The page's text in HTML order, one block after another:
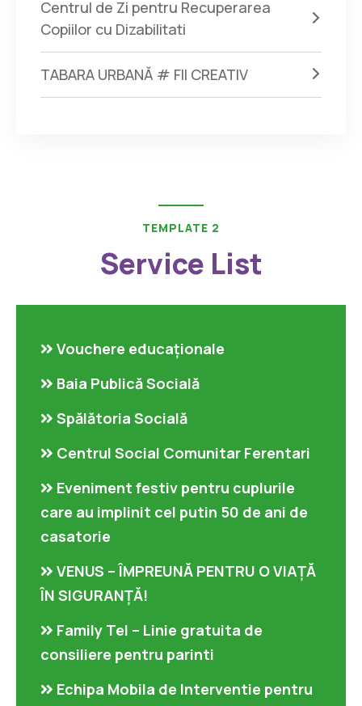
Centrul de Zi pentru Recuperarea
Copiilor cu Dizabilitati
TABARA URBANĂ # FII CREATIV
TEMPLATE 2
Service List
Vouchere educaționale
Baia Publică Socială
Spălătoria Socială
Centrul Social Comunitar Ferentari
Eveniment festiv pentru cuplurile
care au implinit cel putin 50 de ani de
casatorie
VENUS – ÎMPREUNĂ PENTRU O VIAȚĂ
ÎN SIGURANȚĂ!
Family Tel – Linie gratuita de
consiliere pentru parinti
Echipa Mobila de Interventie pentru